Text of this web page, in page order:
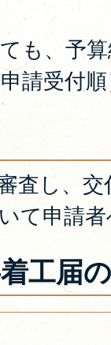
も、予
請受付
査し、
て申請
工届